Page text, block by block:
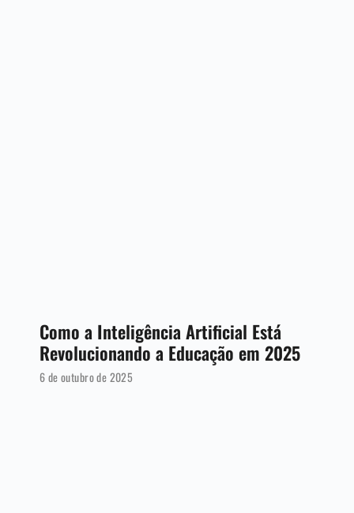
Como a Inteligência Artificial Está
Revolucionando a Educação em 2025
6 de outubro de 2025